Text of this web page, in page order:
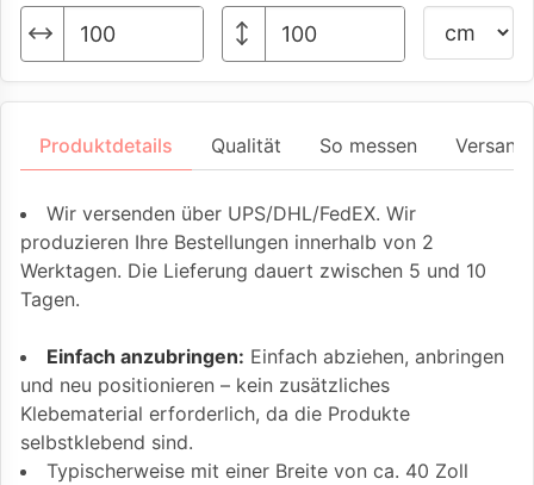
Produktdetails Qualität So messen
Wir versenden über UPS/DHL/FedEX. Wir
produzieren Ihre Bestellungen innerhalb von 2
Werktagen. Die Lieferung dauert zwischen 5 und 10
Tagen.
Einfach anzubringen: Einfach abziehen, anbringen
und neu positionieren – kein zusätzliches
Klebematerial erforderlich, da die Produkte
selbstklebend sind.
Typischerweise mit einer Breite von ca. 40 Zoll